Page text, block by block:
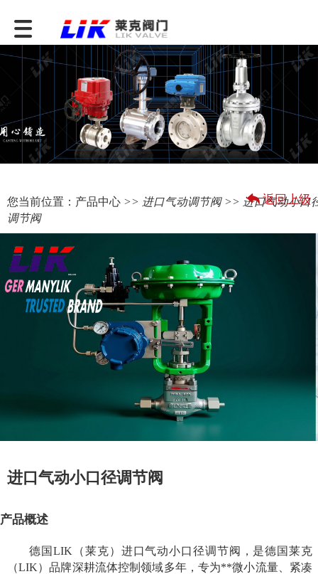
您当前位置： 产品中心 >> 进口气动调节阀>> 进口气动小口
调节阀
返回上级
进口气动小口径调节阀
产品概述
德国LIK（莱克）进口气动小口径调节阀，是德国莱克
（LIK）品牌深耕流体控制领域多年，专为**微小流量、紧凑